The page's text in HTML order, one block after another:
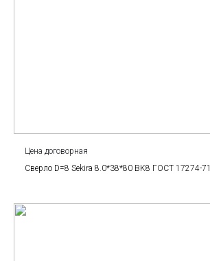
Цена договорная
Сверло D=8 Sekira 8.0*38*80 BK8 ГОСТ 17274-71